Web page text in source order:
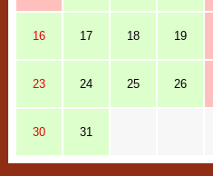
16 17 18 19
23 24 25 26
30 31